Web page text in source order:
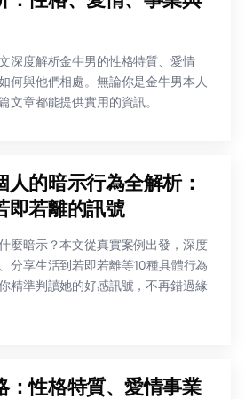
深度解析金牛男的性格特質、愛情
何與他們相處。無論你是金牛男本人
文章都能提供實用的資訊。
人的暗示行為全解析：
即若離的訊號
麼暗示？本文從真實案例出發，深度
分享生活到若即若離等10種具體行為
精準判讀她的好感訊號，不再錯過緣
：性格特質、愛情事業